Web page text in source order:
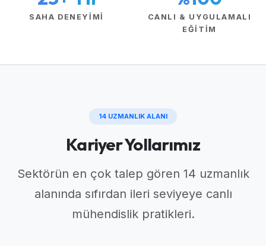
SAHA DENEYIMI
CANLI & UYGULAMALI
EĞITIM
14 UZMANLIK ALANI
Kariyer Yollarımız
Sektörün en çok talep gören 14 uzmanlık
alanında sıfırdan ileri seviyeye canlı
mühendislik pratikleri.